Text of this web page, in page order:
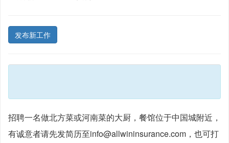
发布新工作
招聘一名做北方菜或河南菜的大厨，餐馆位于中国城附近，
有诚意者请先发简历至info@allwininsurance.com，也可打